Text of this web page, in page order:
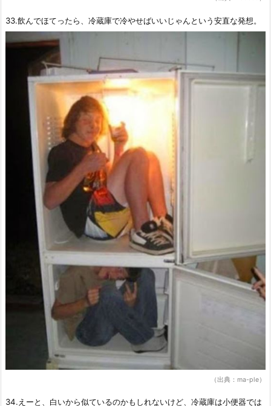
33.飲んでほてったら、冷蔵庫で冷やせばいいじゃんという安直な発想。
（出典：ma-ple）
34.えーと、白いから似ているのかもしれないけど、冷蔵庫は小便器では